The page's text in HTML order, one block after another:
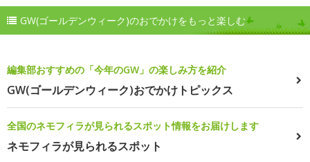
GW(ゴールデンウィーク)のおでかけをもっと楽しむ
編集部おすすめの「今年のGW」の楽しみ方を紹介
GW(ゴールデンウィーク)おでかけトピックス
全国のネモフィラが見られるスポット情報をお届けします
ネモフィラが見られるスポット